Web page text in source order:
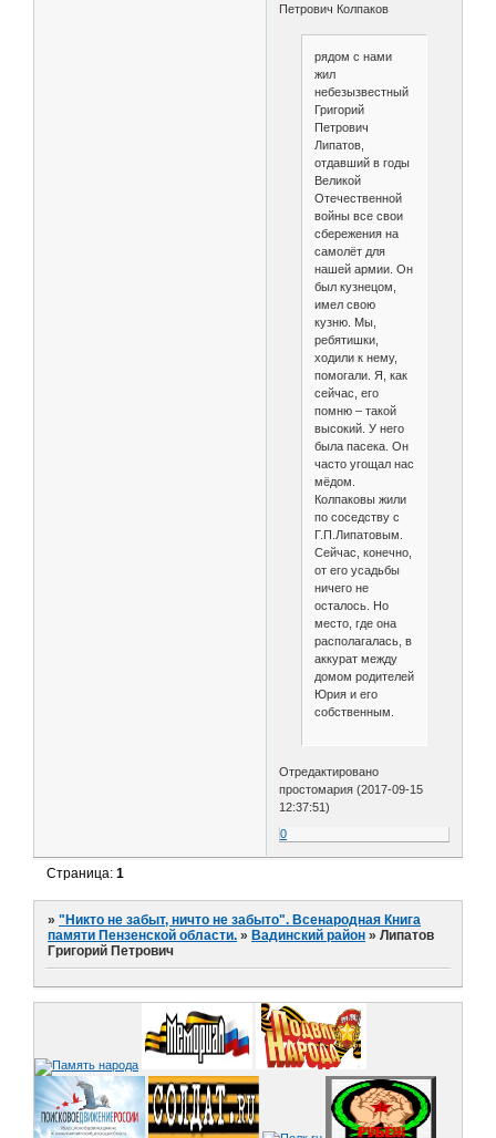
Петрович Колпаков
рядом с нами
жил
небезызвестный
Григорий
Петрович
Липатов,
отдавший в годы
Великой
Отечественной
войны все свои
сбережения на
самолёт для
нашей армии. Он
был кузнецом,
имел свою
кузню. Мы,
ребятишки,
ходили к нему,
помогали. Я, как
сейчас, его
помню – такой
высокий. У него
была пасека. Он
часто угощал нас
мёдом.
Колпаковы жили
по соседству с
Г.П.Липатовым.
Сейчас, конечно,
от его усадьбы
ничего не
осталось. Но
место, где она
располагалась, в
аккурат между
домом родителей
Юрия и его
собственным.
Отредактировано
простомария (2017-09-15
12:37:51)
0
Страница:1
»"Никто не забыт, ничто не забыто". Всенародная Книга
памяти Пензенской области. » Вадинский район »Липатов
Григорий Петрович